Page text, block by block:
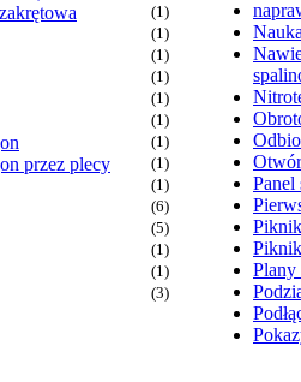
(1)
(1)
(1)
(1)
(1)
(1)
(1)
przez plecy (1)
(1)
(6)
(5)
(1)
(1)
(3)
Panel
Plany